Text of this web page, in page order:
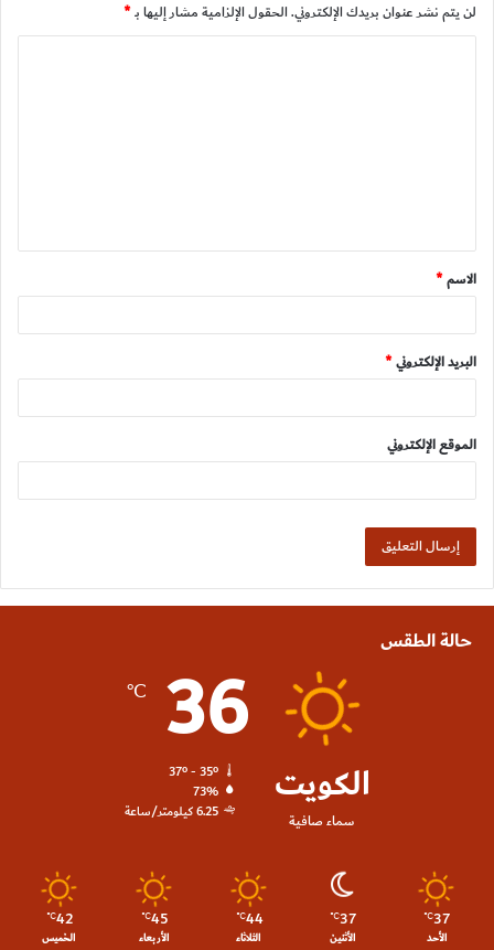
لن يتم نشر عنوان بريدك الإلكتروني.الحقول الإلزامية مشار إليها بـ*
ق
*
الاسم*
البريد الإلكتروني*
الموقع الإلكتروني
حالة الطقس
الكويت
سماء صافية
36
℃
37º - 35º
73%
6.25 كيلومتر/ساعة
37
℃
الأحد
37
℃
الأثنين
44
℃
الثلاثاء
45
℃
الأربعاء
42
℃
الخميس